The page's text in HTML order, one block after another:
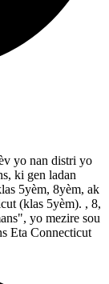
yo nan distri yo
ki gen ladan
5yèm, 8yèm, ak
(klas 5yèm). , 8,
yo mezire sou
Eta Connecticut